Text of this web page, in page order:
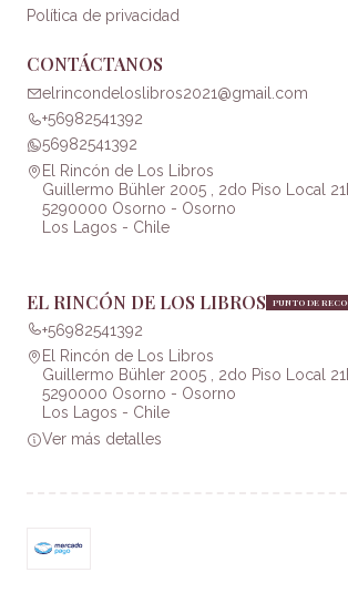
Política de privacidad
CONTÁCTANOS
elrincondeloslibros2021@gmail.com
+56982541392
56982541392
El Rincón de Los Libros
Guillermo Bühler 2005 , 2do Piso Local
5290000 Osorno - Osorno
Los Lagos - Chile
EL RINCÓN DE LOS LIBROS PUNTO DE
+56982541392
El Rincón de Los Libros
Guillermo Bühler 2005 , 2do Piso Local
5290000 Osorno - Osorno
Los Lagos - Chile
Ver más detalles